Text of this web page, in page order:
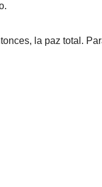
la paz total.